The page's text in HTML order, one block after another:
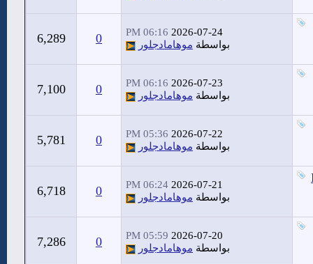
2026-07-24
06:16 PM
بواسطة موهامادجلور 0
6,289
2026-07-23
06:16 PM
بواسطة موهامادجلور 0
7,100
2026-07-22
05:36 PM
بواسطة موهامادجلور 0
5,781
2026-07-21
06:24 PM
بواسطة موهامادجلور 0
6,718
2026-07-20
05:59 PM
بواسطة موهامادجلور 0
7,286